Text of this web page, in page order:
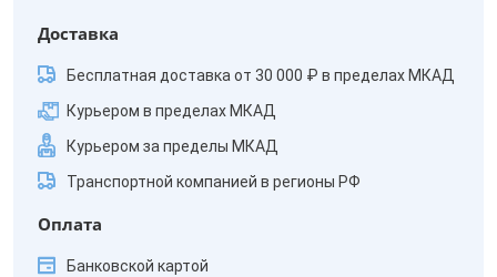
Доставка
Бесплатная доставка от 30 000 ₽ в пределах МКАД
Курьером в пределах МКАД
Курьером за пределы МКАД
Транспортной компанией в регионы РФ
Оплата
Банковской картой